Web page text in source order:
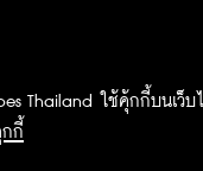
Thailand ใช้คุ้กกี้บนเว็
กกี้